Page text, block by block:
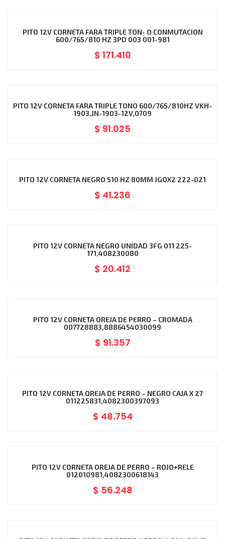
PITO 12V CORNETA FARA TRIPLE TON- O CONMUTACION
600/765/810 HZ 3PD 003 001-981
$ 171.410
PITO 12V CORNETA FARA TRIPLE TONO 600/765/810HZ VKH-
1903,JN-1903-12V,0709
$ 91.025
PITO 12V CORNETA NEGRO 510 HZ 80MM JGOX2 222-021
$ 41.236
PITO 12V CORNETA NEGRO UNIDAD 3FG 011 225-
171,408230080
$ 20.412
PITO 12V CORNETA OREJA DE PERRO – CROMADA
007728883,8886454030099
$ 91.357
PITO 12V CORNETA OREJA DE PERRO – NEGRO CAJA X 27
011225831,4082300397093
$ 48.754
PITO 12V CORNETA OREJA DE PERRO – ROJO+RELE
012010981,4082300618143
$ 56.248